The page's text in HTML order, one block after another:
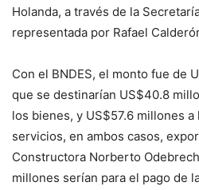
Holanda, a través de la
representada por Rafael
Con el BNDES, el monto fue de
que se destinarían US$40.8
los bienes, y US$57.6 millones
servicios, en ambos casos,
Constructora Norberto
millones serían para el pago de